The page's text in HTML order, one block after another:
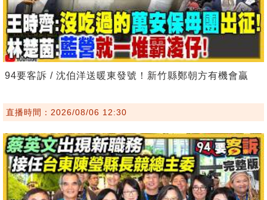
94要客訴 / 沈伯洋送暖東發號！新竹縣鄭朝方有機會贏
直播時間：2026/08/06 12:30